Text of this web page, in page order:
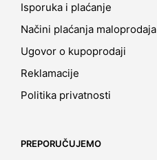
Isporuka i plaćanje
Načini plaćanja maloprodaja
Ugovor o kupoprodaji
Reklamacije
Politika privatnosti
PREPORUČUJEMO